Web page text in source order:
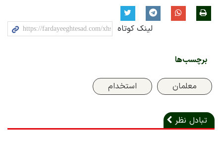
لینک کوتاه
برچسب‌ها
معلمان استخدام
تبادل نظر